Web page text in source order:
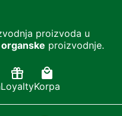
proizvoda u
organske proizvodnje.
LoyaltyKorpa